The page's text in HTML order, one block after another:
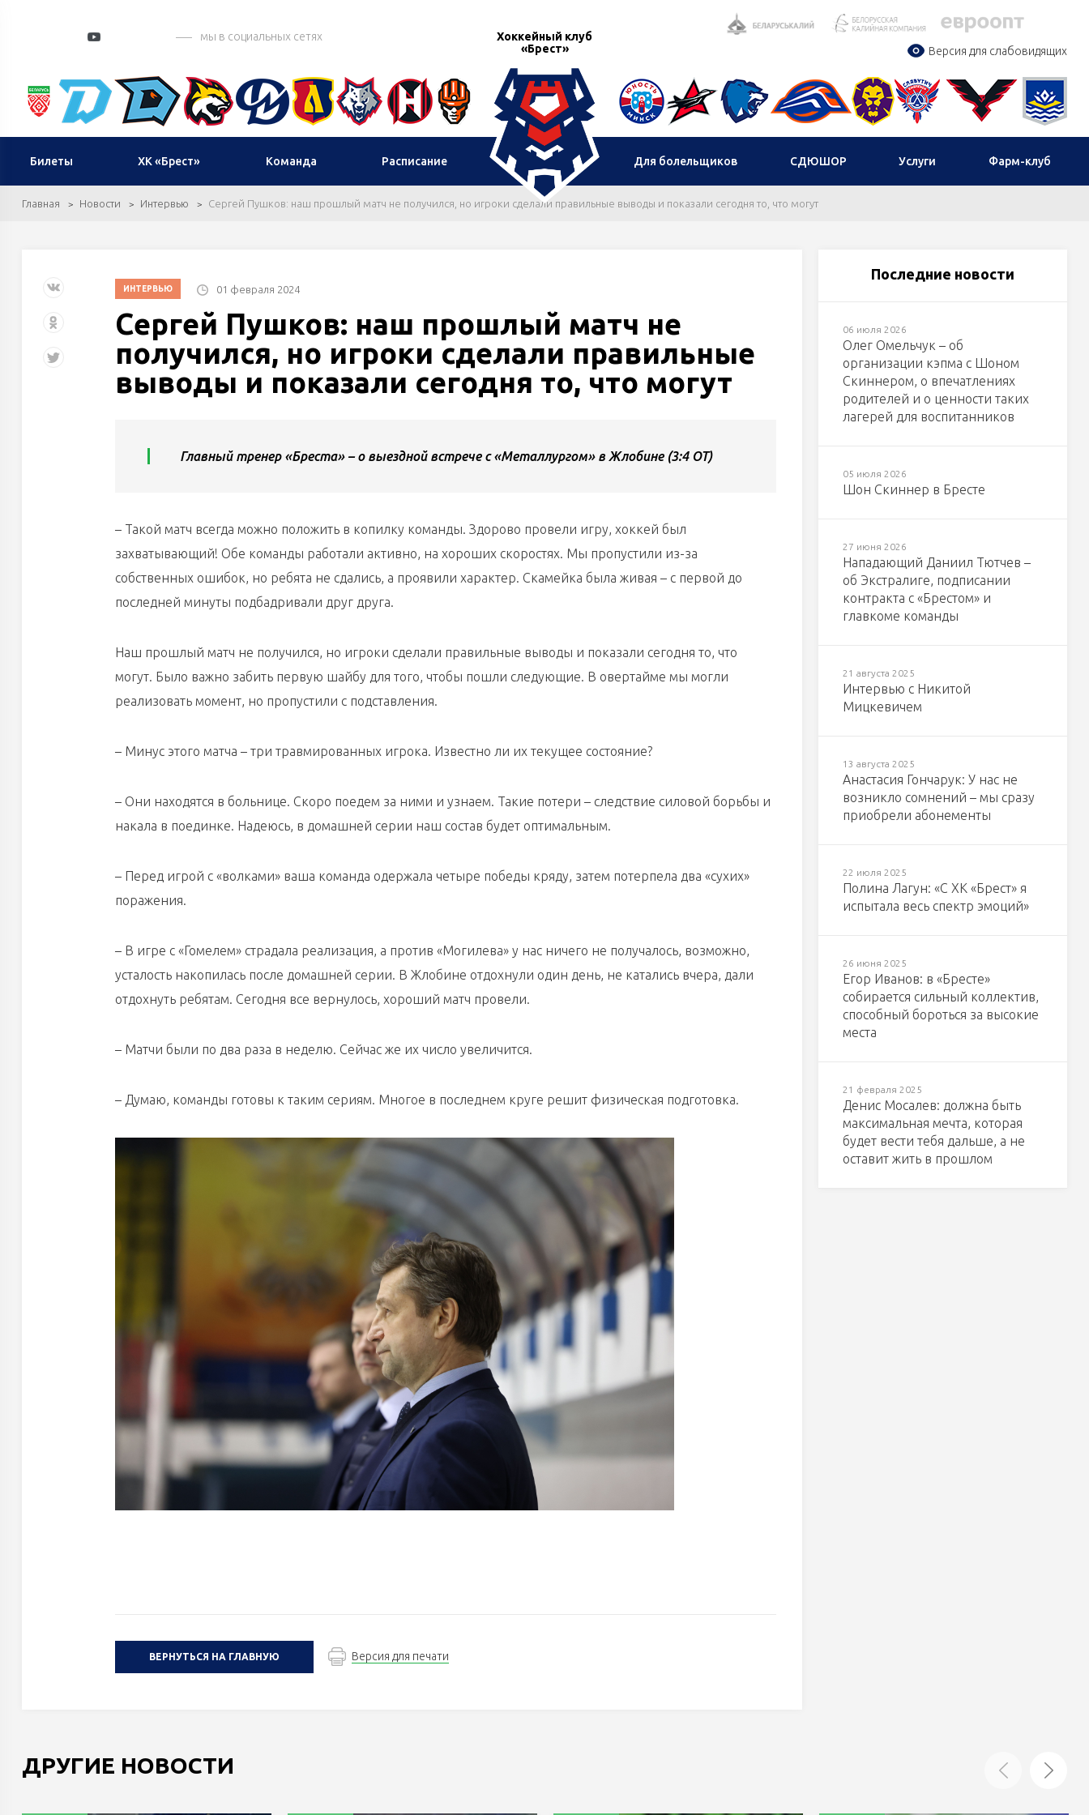
мы в социальных сетях
Версия для слабовидящих
Хоккейный клуб
«Брест»
Билеты ХК «Брест» Команда Расписание Для болельщиков СДЮШОР Услуги Фарм-клуб
Главная Новости Интервью Сергей Пушков: наш прошлый матч не получился, но игроки сделали правильные выводы и показали сегодня то, что могут
ИНТЕРВЬЮ 01 февраля 2024
Сергей Пушков: наш прошлый матч не
получился, но игроки сделали правильные
выводы и показали сегодня то, что могут
Главный тренер «Бреста» – о выездной встрече с «Металлургом» в Жлобине (3:4 ОТ)
– Такой матч всегда можно положить в копилку команды. Здорово провели игру, хоккей был
захватывающий! Обе команды работали активно, на хороших скоростях. Мы пропустили из-за
собственных ошибок, но ребята не сдались, а проявили характер. Скамейка была живая – с первой до
последней минуты подбадривали друг друга.
Наш прошлый матч не получился, но игроки сделали правильные выводы и показали сегодня то, что
могут. Было важно забить первую шайбу для того, чтобы пошли следующие. В овертайме мы могли
реализовать момент, но пропустили с подставления.
– Минус этого матча – три травмированных игрока. Известно ли их текущее состояние?
– Они находятся в больнице. Скоро поедем за ними и узнаем. Такие потери – следствие силовой борьбы и
накала в поединке. Надеюсь, в домашней серии наш состав будет оптимальным.
– Перед игрой с «волками» ваша команда одержала четыре победы кряду, затем потерпела два «сухих»
поражения.
– В игре с «Гомелем» страдала реализация, а против «Могилева» у нас ничего не получалось, возможно,
усталость накопилась после домашней серии. В Жлобине отдохнули один день, не катались вчера, дали
отдохнуть ребятам. Сегодня все вернулось, хороший матч провели.
– Матчи были по два раза в неделю. Сейчас же их число увеличится.
– Думаю, команды готовы к таким сериям. Многое в последнем круге решит физическая подготовка.
ВЕРНУТЬСЯ НА ГЛАВНУЮ Версия для печати
Последние новости
06 июля 2026
Олег Омельчук – об
организации кэпма с Шоном
Скиннером, о впечатлениях
родителей и о ценности таких
лагерей для воспитанников
05 июля 2026
Шон Скиннер в Бресте
27 июня 2026
Нападающий Даниил Тютчев –
об Экстралиге, подписании
контракта с «Брестом» и
главкоме команды
21 августа 2025
Интервью с Никитой
Мицкевичем
13 августа 2025
Анастасия Гончарук: У нас не
возникло сомнений – мы сразу
приобрели абонементы
22 июля 2025
Полина Лагун: «С ХК «Брест» я
испытала весь спектр эмоций»
26 июня 2025
Егор Иванов: в «Бресте»
собирается сильный коллектив,
способный бороться за высокие
места
21 февраля 2025
Денис Мосалев: должна быть
максимальная мечта, которая
будет вести тебя дальше, а не
оставит жить в прошлом
ДРУГИЕ НОВОСТИ